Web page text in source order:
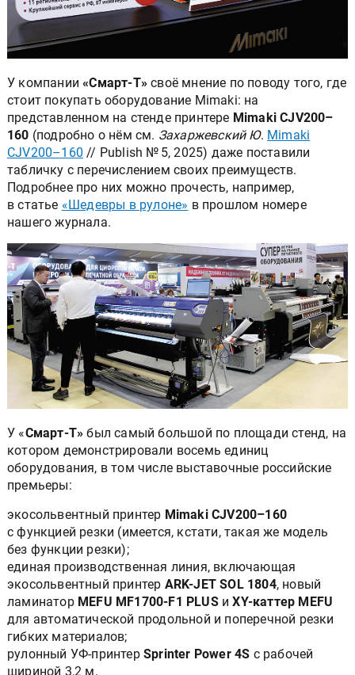
У компании«Смарт-Т» своё мнение по поводу того, где
стоит покупать оборудование Mimaki: на
представленном на стенде принтере Mimaki CJV200–
160 (подробно о нём см. Захаржевский Ю. Mimaki
CJV200–160 // Publish № 5, 2025) даже поставили
табличку с перечислением своих преимуществ.
Подробнее про них можно прочесть, например,
в статье «Шедевры в рулоне» в прошлом номере
нашего журнала.
У «Смарт-Т»был самый большой по площади стенд, на
котором демонстрировали восемь единиц
оборудования, в том числе выставочные российские
премьеры:
экосольвентный принтер Mimaki CJV200–160
с функцией резки (имеется, кстати, такая же модель
без функции резки);
единая производственная линия, включающая
экосольвентный принтер ARK-JET SOL 1804, новый
ламинатор MEFU MF1700-F1 PLUSиXY-каттер MEFU
для автоматической продольной и поперечной резки
гибких материалов;
рулонный УФ-принтер Sprinter Power 4S с рабочей
шириной 3,2 м.